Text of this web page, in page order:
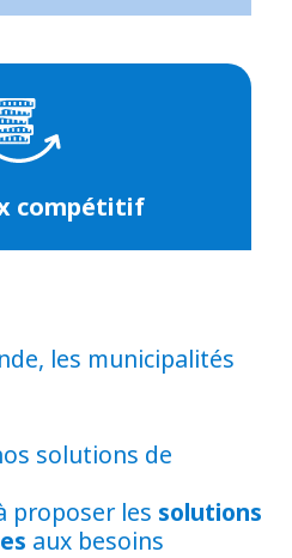
compétitif
les municipalités
solutions de
proposer les solutions
aux besoins